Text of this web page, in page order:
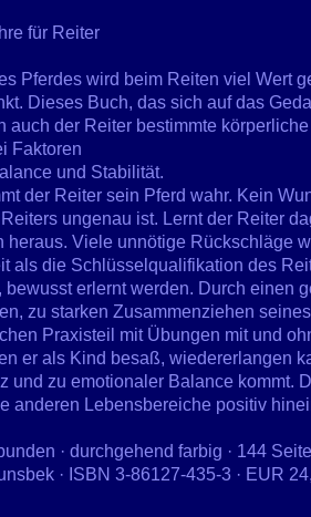
für Reiter
Pferdes wird beim Reiten viel Wert
Dieses Buch, das sich auf das
auch der Reiter bestimmte
Faktoren
und Stabilität.
der Reiter sein Pferd wahr. Kein
ungenau ist. Lernt der Reiter
heraus. Viele unnötige Rückschläge
als die Schlüsselqualifikation des
bewusst erlernt werden. Durch einen
zu starken Zusammenziehen
Praxisteil mit Übungen mit und
er als Kind besaß, wiedererlangen
und zu emotionaler Balance kommt.
anderen Lebensbereiche positiv
· durchgehend farbig · 144
· ISBN 3-86127-435-3 · EUR